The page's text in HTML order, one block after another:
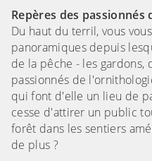
Repères des
Du haut du terril, vous
panoramiques depuis
de la pêche - les gardons,
passionnés de
qui font d'elle un lieu de
cesse d'attirer un public
forêt dans les sentiers
de plus ?